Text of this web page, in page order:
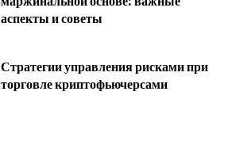
аспекты и советы
Стратегии управления рисками при
торговле криптофьючерсами